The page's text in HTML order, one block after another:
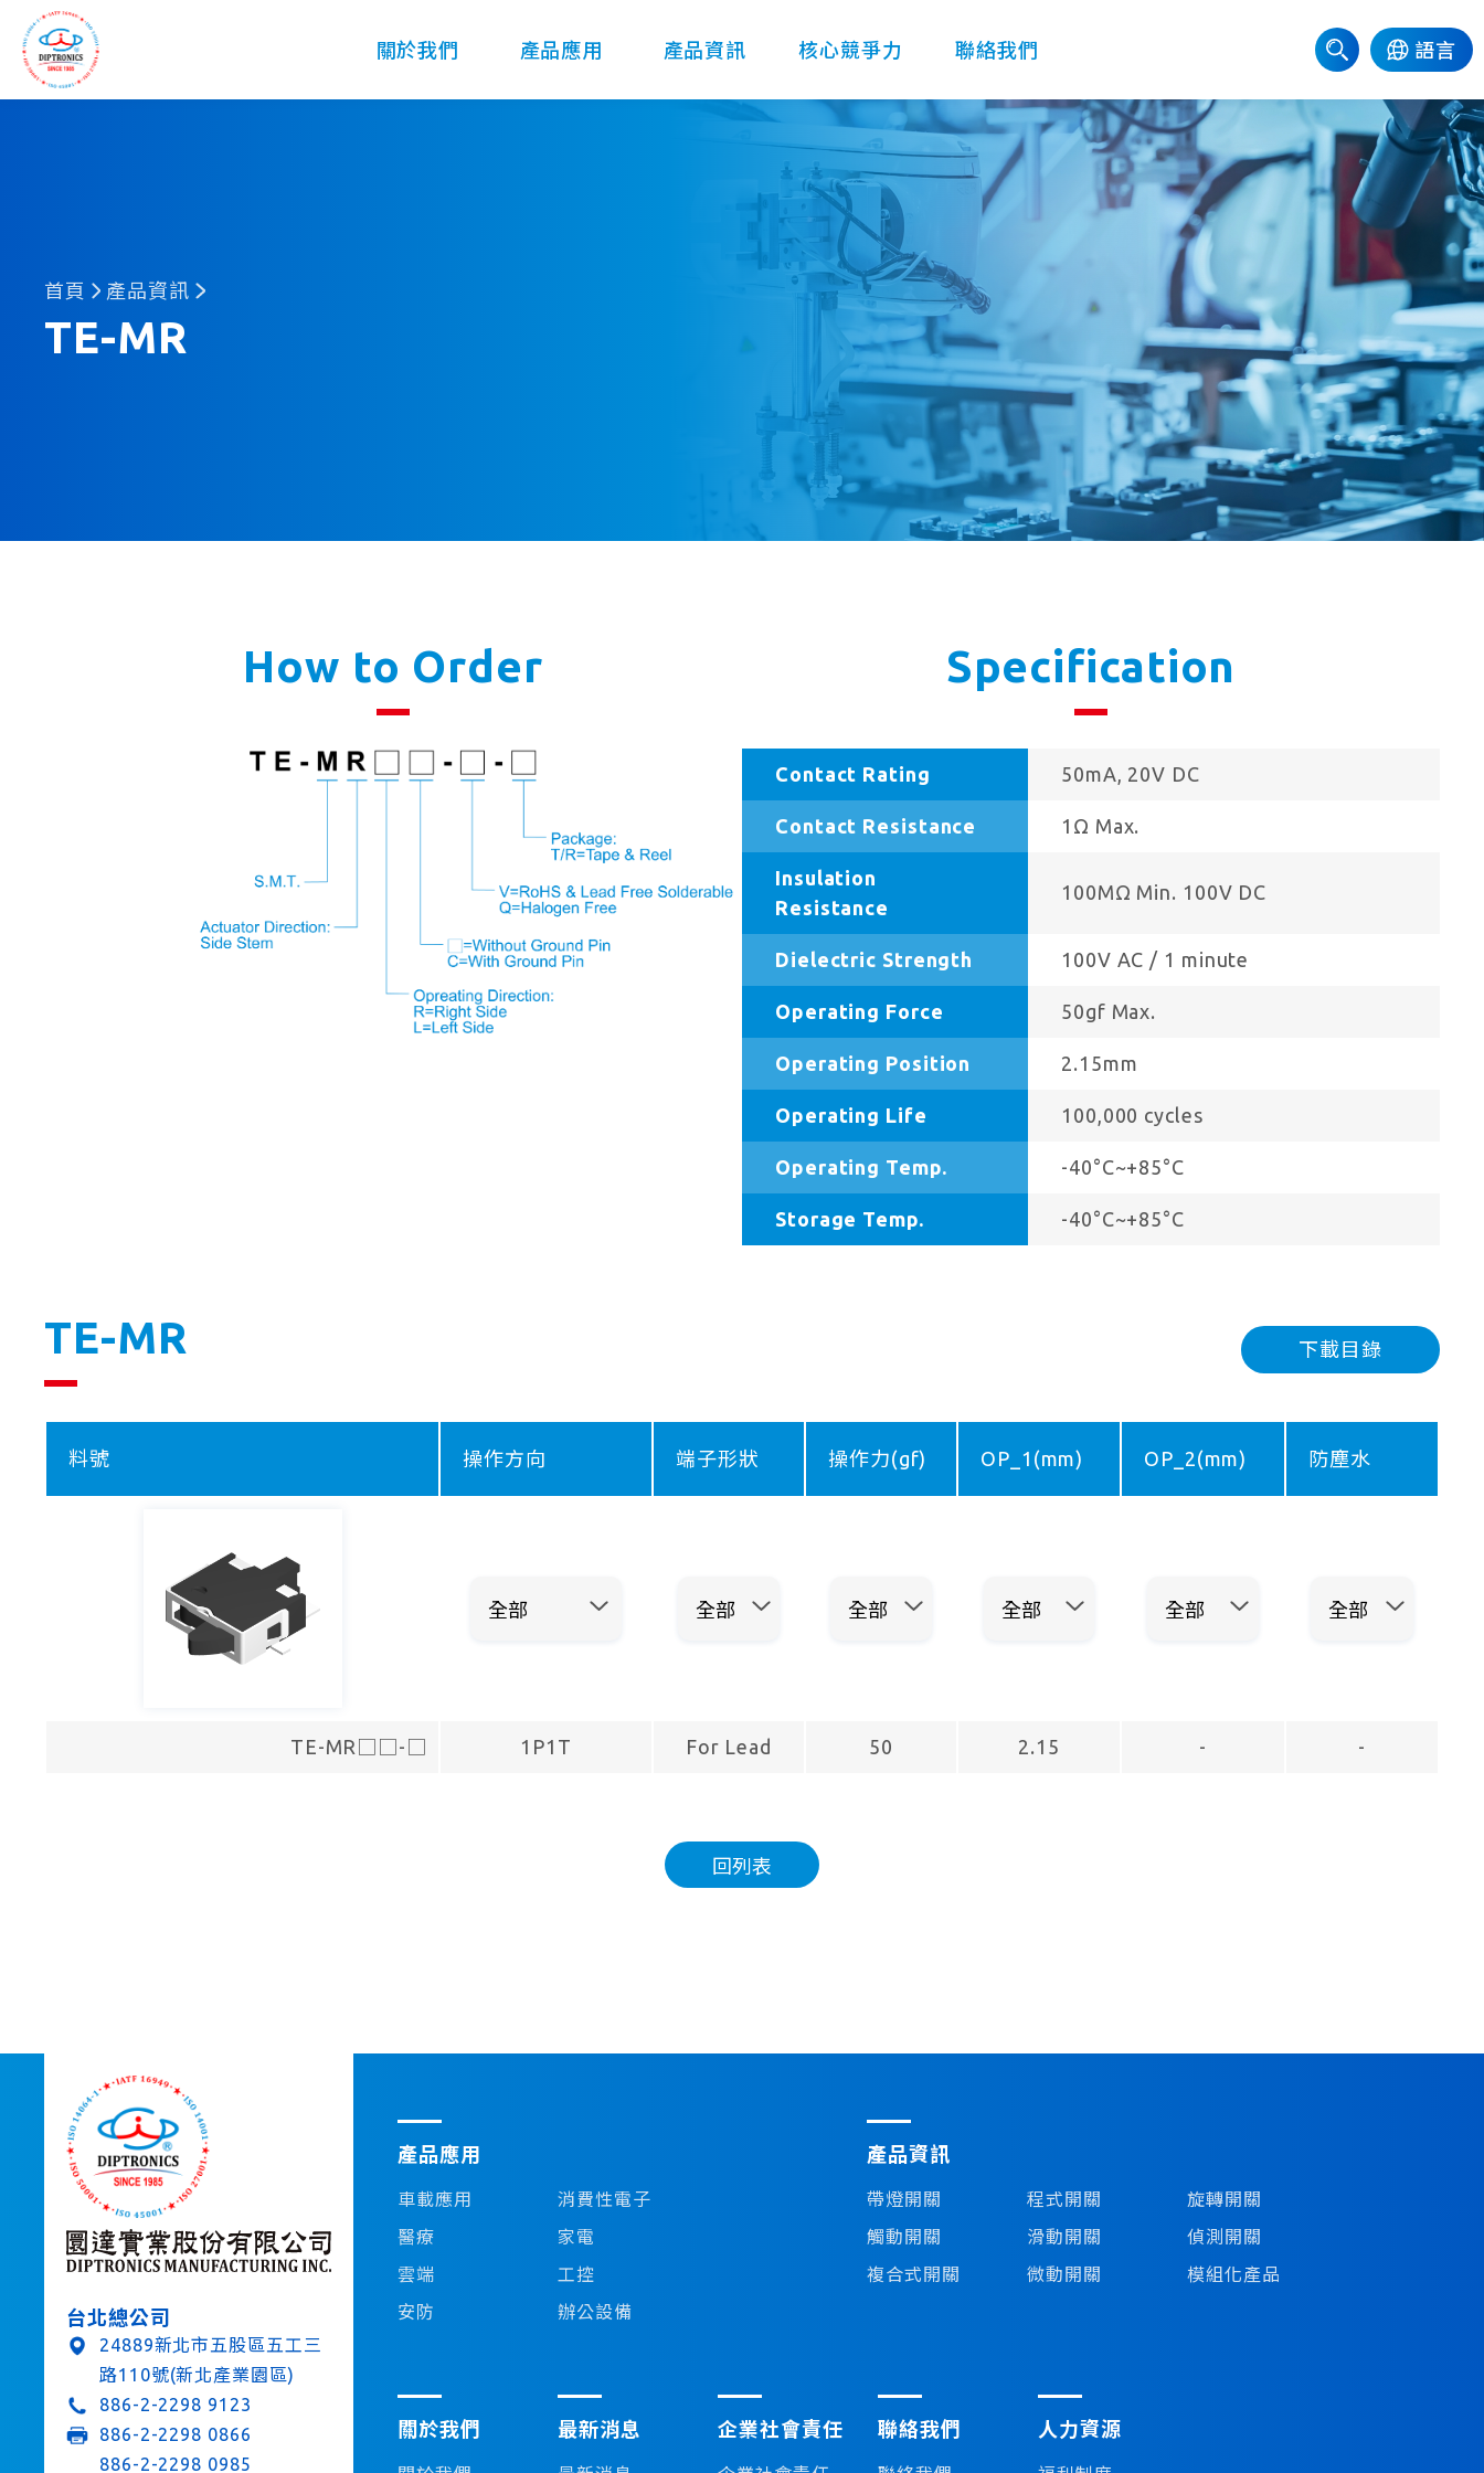
關於我們 產品應用 產品資訊 核心競爭力 聯絡我們 語言
首頁 產品資訊
TE-MR
How to Order Specification
Contact Rating 50mA, 20V DC
Contact Resistance 1Ω Max.
Insulation
Resistance
100MΩ Min. 100V DC
Dielectric Strength 100V AC / 1 minute
Operating Force 50gf Max.
Operating Position 2.15mm
Operating Life 100,000 cycles
Operating Temp. -40°C~+85°C
Storage Temp. -40°C~+85°C
TE-MR 下載目錄
料號 操作方向 端子形狀 操作力(gf) OP_1(mm) OP_2(mm) 防塵水
TE-MR□□-□ 1P1T For Lead 50 2.15 - -
回列表
台北總公司
24889新北市五股區五工三
路110號(新北產業園區)
886-2-2298 9123
886-2-2298 0866
886-2-2298 0985
產品應用
車載應用
消費性電子
醫療
家電
雲端
工控
安防
辦公設備
產品資訊
帶燈開關 程式開關
旋轉開關
觸動開關
滑動開關
偵測開關
複合式開關
微動開關 模組化產品
關於我們 最新消息 企業社會責任 聯絡我們 人力資源